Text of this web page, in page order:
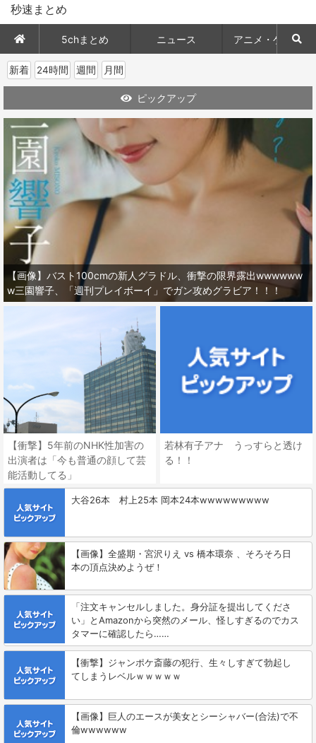
秒速まとめ
5chまとめ ニュース アニメ・ゲーム
新着 24時間 週間 月間
ピックアップ
【画像】バスト100cmの新人グラドル、衝撃の限界露出wwwwww
w三園響子、「週刊プレイボーイ」でガン攻めグラビア！！！
【衝撃】5年前のNHK性加害の
出演者は「今も普通の顔して芸
能活動してる」
若林有子アナ うっすらと透け
る！！
大谷26本 村上25本 岡本24本wwwwwwwww
【画像】全盛期・宮沢りえ vs 橋本環奈 、そろそろ日
本の頂点決めようぜ！
「注文キャンセルしました。身分証を提出してくださ
い」とAmazonから突然のメール、怪しすぎるのでカス
タマーに確認したら……
【衝撃】ジャンポケ斎藤の犯行、生々しすぎて勃起し
てしまうレベルｗｗｗｗｗ
【画像】巨人のエースが美女とシーシャバー(合法)で不
倫wwwwww